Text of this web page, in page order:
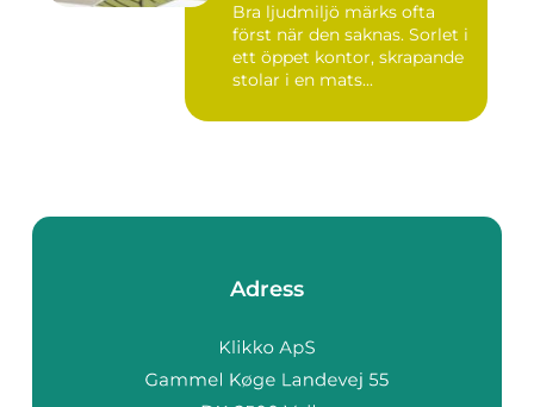
Bra ljudmiljö märks ofta
först när den saknas. Sorlet i
ett öppet kontor, skrapande
stolar i en mats...
Adress